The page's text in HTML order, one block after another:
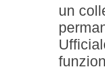
un